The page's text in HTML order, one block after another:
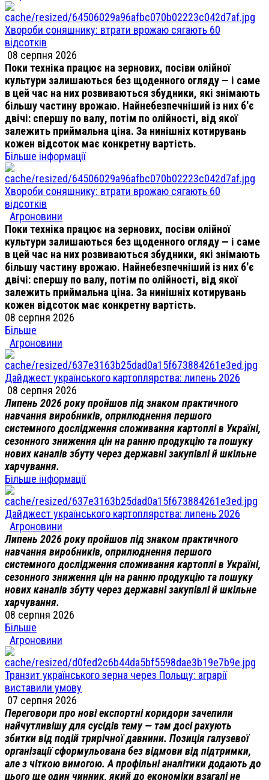
Хвороби соняшнику: втрати врожаю сягають 60
відсотків
08 серпня 2026
Поки техніка працює на зернових, посіви олійної
культури залишаються без щоденного огляду — і саме
в цей час на них розвиваються збудники, які знімають
більшу частину врожаю. Найнебезпечніший із них б'є
двічі: спершу по валу, потім по олійності, від якої
залежить приймальна ціна. За нинішніх котирувань
кожен відсоток має конкретну вартість.
Більше інформації
Хвороби соняшнику: втрати врожаю сягають 60
відсотків
Агроновини
Поки техніка працює на зернових, посіви олійної
культури залишаються без щоденного огляду — і саме
в цей час на них розвиваються збудники, які знімають
більшу частину врожаю. Найнебезпечніший із них б'є
двічі: спершу по валу, потім по олійності, від якої
залежить приймальна ціна. За нинішніх котирувань
кожен відсоток має конкретну вартість.
08 серпня 2026
Більше
Агроновини
Дайджест українського картоплярства: липень 2026
08 серпня 2026
Липень 2026 року пройшов під знаком практичного
навчання виробників, оприлюднення першого
системного дослідження споживання картоплі в Україні,
сезонного зниження цін на ранню продукцію та пошуку
нових каналів збуту через державні закупівлі й шкільне
харчування.
Більше інформації
Дайджест українського картоплярства: липень 2026
Агроновини
Липень 2026 року пройшов під знаком практичного
навчання виробників, оприлюднення першого
системного дослідження споживання картоплі в Україні,
сезонного зниження цін на ранню продукцію та пошуку
нових каналів збуту через державні закупівлі й шкільне
харчування.
08 серпня 2026
Більше
Агроновини
Транзит українського зерна через Польщу: аграрії
виставили умову
07 серпня 2026
Переговори про нові експортні коридори зачепили
найчутливішу для сусідів тему — там досі рахують
збитки від подій трирічної давнини. Позиція галузевої
організації сформульована без відмови від підтримки,
але з чіткою вимогою. А профільні аналітики додають до
цього ще один чинник, який до економіки взагалі не